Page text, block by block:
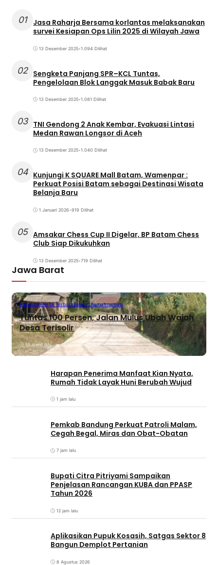
01
Jasa Raharja Bersama korlantas melaksanakan
survei Kesiapan Ops Lilin 2025 di Wilayah Jawa
13 Desember 2025•1.094 Dilihat
02 Sengketa Panjang SPR–KCL Tuntas,
Pengelolaan Blok Langgak Masuk Babak Baru
13 Desember 2025•1.081 Dilihat
03 TNI Gendong 2 Anak Kembar, Evakuasi Lintasi
Medan Rawan Longsor di Aceh
13 Desember 2025•1.040 Dilihat
04 Kunjungi K SQUARE Mall Batam, Wamenpar :
Perkuat Posisi Batam sebagai Destinasi Wisata
Belanja Baru
1 Januari 2026•919 Dilihat
05 Amsakar Chess Cup II Digelar, BP Batam Chess
Club Siap Dikukuhkan
13 Desember 2025•719 Dilihat
Jawa Barat
BandungBerita TerbaruBerita UtamaInspirasi
Tuntas 100 Persen, Jalan Mulus Ubah Wajah
Desa Terisolir
55 menit lalu
Harapan Penerima Manfaat Kian Nyata,
Rumah Tidak Layak Huni Berubah Wujud
1 jam lalu
Pemkab Bandung Perkuat Patroli Malam,
Cegah Begal, Miras dan Obat-Obatan
7 jam lalu
Bupati Citra Pitriyami Sampaikan
Penjelasan Rancangan KUBA dan PPASP
Tahun 2026
12 jam lalu
Aplikasikan Pupuk Kosasih, Satgas Sektor 8
Bangun Demplot Pertanian
8 Agustus 2026